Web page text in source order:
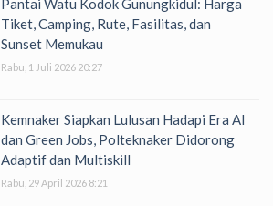
Pantai Watu Kodok Gunungkidul: Harga
Tiket, Camping, Rute, Fasilitas, dan
Sunset Memukau
Rabu, 1 Juli 2026 20:27
Kemnaker Siapkan Lulusan Hadapi Era AI
dan Green Jobs, Polteknaker Didorong
Adaptif dan Multiskill
Rabu, 29 April 2026 8:21